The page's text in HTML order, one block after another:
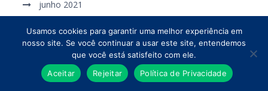
junho 2021
maio 2021
abril 2021
Usamos cookies para garantir uma melhor experiência em
nosso site. Se você continuar a usar este site, entendemos
que você está satisfeito com ele.
Aceitar
Rejeitar Política de Privacidade